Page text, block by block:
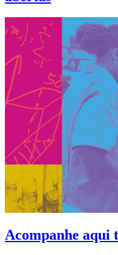
Acompanhe aqui